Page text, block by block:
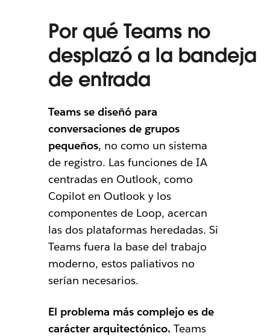
Por qué Teams no
desplazó a la bandeja
de entrada
Teams se diseñó para
conversaciones de grupos
pequeños, no como un sistema
de registro. Las funciones de IA
centradas en Outlook, como
Copilot en Outlook y los
componentes de Loop, acercan
las dos plataformas heredadas. Si
Teams fuera la base del trabajo
moderno, estos paliativos no
serían necesarios.
El problema más complejo es de
carácter arquitectónico. Teams